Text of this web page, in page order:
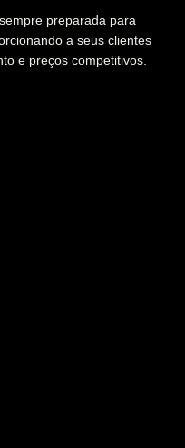
preparada para
a seus clientes
e preços competitivos.